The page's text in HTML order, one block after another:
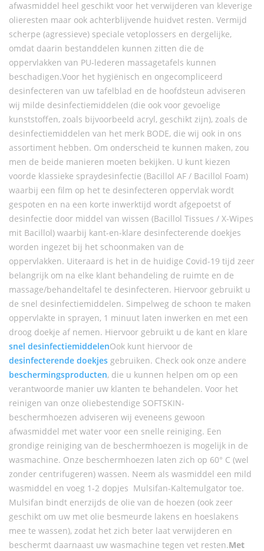
afwasmiddel heel geschikt voor het verwijderen van kleverige
olieresten maar ook achterblijvende huidvet resten. Vermijd
scherpe (agressieve) speciale vetoplossers en dergelijke,
omdat daarin bestanddelen kunnen zitten die de
oppervlakken van PU-lederen massagetafels kunnen
beschadigen.Voor het hygiënisch en ongecompliceerd
desinfecteren van uw tafelblad en de hoofdsteun adviseren
wij milde desinfectiemiddelen (die ook voor gevoelige
kunststoffen, zoals bijvoorbeeld acryl, geschikt zijn), zoals de
desinfectiemiddelen van het merk BODE, die wij ook in ons
assortiment hebben. Om onderscheid te kunnen maken, zou
men de beide manieren moeten bekijken. U kunt kiezen
voorde klassieke spraydesinfectie (Bacillol AF / Bacillol Foam)
waarbij een film op het te desinfecteren oppervlak wordt
gespoten en na een korte inwerktijd wordt afgepoetst of
desinfectie door middel van wissen (Bacillol Tissues / X-Wipes
mit Bacillol) waarbij kant-en-klare desinfecterende doekjes
worden ingezet bij het schoonmaken van de
oppervlakken. Uiteraard is het in de huidige Covid-19 tijd zeer
belangrijk om na elke klant behandeling de ruimte en de
massage/behandeltafel te desinfecteren. Hiervoor gebruikt u
de snel desinfectiemiddelen. Simpelweg de schoon te maken
oppervlakte in sprayen, 1 minuut laten inwerken en met een
droog doekje af nemen. Hiervoor gebruikt u de kant en klare
snel desinfectiemiddelenOok kunt hiervoor de
desinfecterende doekjes gebruiken. Check ook onze andere
beschermingsproducten, die u kunnen helpen om op een
verantwoorde manier uw klanten te behandelen. Voor het
reinigen van onze oliebestendige SOFTSKIN-
beschermhoezen adviseren wij eveneens gewoon
afwasmiddel met water voor een snelle reiniging. Een
grondige reiniging van de beschermhoezen is mogelijk in de
wasmachine. Onze beschermhoezen laten zich op 60° C (wel
zonder centrifugeren) wassen. Neem als wasmiddel een mild
wasmiddel en voeg 1-2 dopjes Mulsifan-Kaltemulgator toe.
Mulsifan bindt enerzijds de olie van de hoezen (ook zeer
geschikt om uw met olie besmeurde lakens en hoeslakens
mee te wassen), zodat het zich beter laat verwijderen en
beschermt daarnaast uw wasmachine tegen vet resten.Met